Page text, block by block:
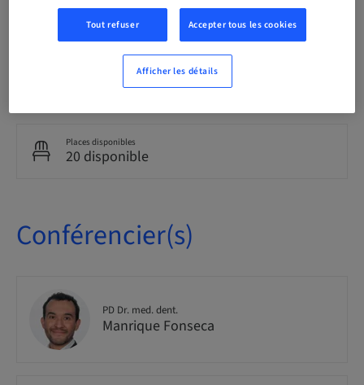
Points
4.00 Points
Places disponibles
20 disponible
Conférencier(s)
PD Dr. med. dent.
Manrique Fonseca
Tout refuser Accepter tous les cookies
Afficher les détails